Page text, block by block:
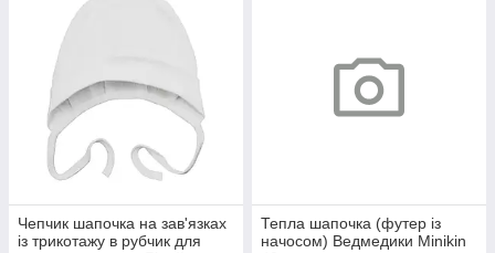
Чепчик шапочка на зав'язках
із трикотажу в рубчик для
Тепла шапочка (футер із
начосом) Ведмедики Minikin